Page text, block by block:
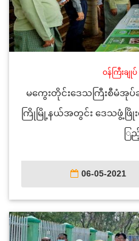
ဝန်ကြီးချုပ်
မကွေးတိုင်းဒေသကြီးစီမံအုပ်ခ
ကြိုမြို့နယ်အတွင်း ဒေသဖွံ့ဖြိုး
ြ
06-05-2021